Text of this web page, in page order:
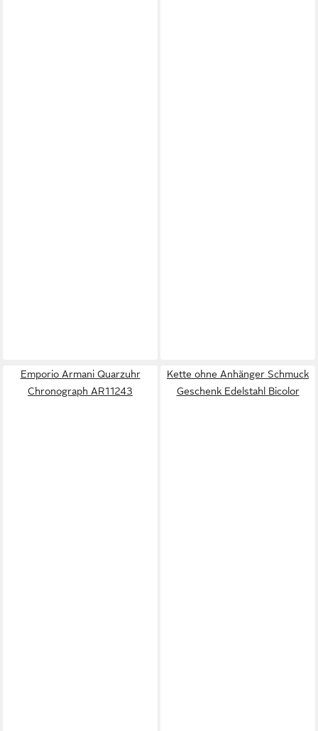
Emporio Armani Quarzuhr
Chronograph AR11243
Kette ohne Anhänger Schmuck
Geschenk Edelstahl Bicolor